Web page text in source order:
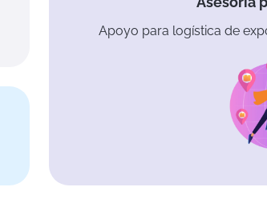
Apoyo para logística de